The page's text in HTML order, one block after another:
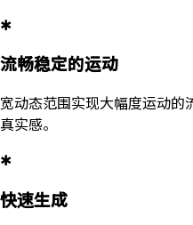
✱
流畅稳定的运动
宽动态范围实现大幅度运动
真实感。
✱
快速生成